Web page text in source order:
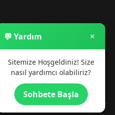
💬 Yardım ×
Sitemize Hoşgeldiniz! Size
nasıl yardımcı olabiliriz?
Sohbete Başla